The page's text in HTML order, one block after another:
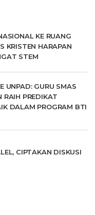
KE RUANG
KRISTEN HARAPAN
STEM
UNPAD: GURU SMAS
RAIH PREDIKAT
DALAM PROGRAM BTI
CIPTAKAN DISKUSI